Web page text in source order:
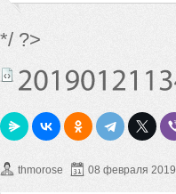
*/ ?>
thmorose 08 февраля 2019